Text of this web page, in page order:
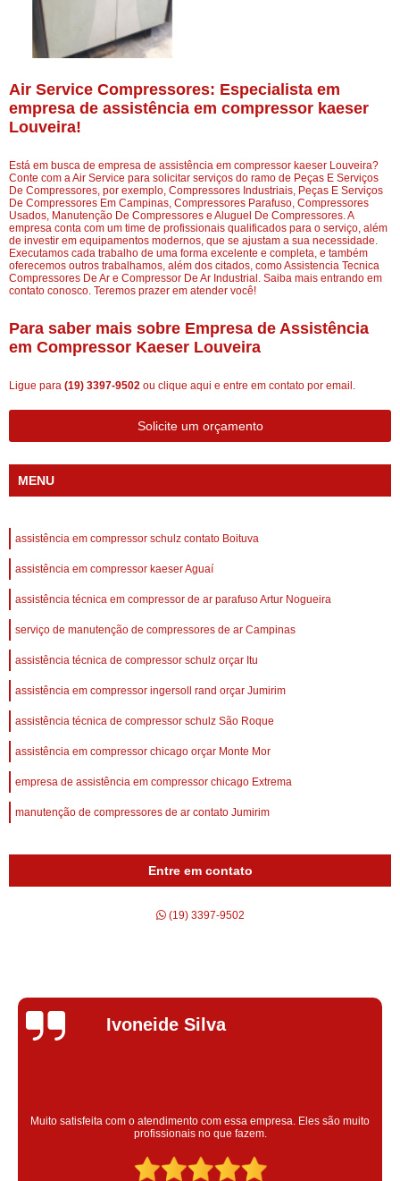
Air Service Compressores: Especialista em
empresa de assistência em compressor kaeser
Louveira!
Está em busca de empresa de assistência em compressor kaeser Louveira?
Conte com a Air Service para solicitar serviços do ramo de Peças E Serviços
De Compressores, por exemplo, Compressores Industriais, Peças E Serviços
De Compressores Em Campinas, Compressores Parafuso, Compressores
Usados, Manutenção De Compressores e Aluguel De Compressores. A
empresa conta com um time de profissionais qualificados para o serviço, além
de investir em equipamentos modernos, que se ajustam a sua necessidade.
Executamos cada trabalho de uma forma excelente e completa, e também
oferecemos outros trabalhamos, além dos citados, como Assistencia Tecnica
Compressores De Ar e Compressor De Ar Industrial. Saiba mais entrando em
contato conosco. Teremos prazer em atender você!
Para saber mais sobre Empresa de Assistência
em Compressor Kaeser Louveira
Ligue para (19) 3397-9502 ou clique aqui e entre em contato por email.
Solicite um orçamento
MENU
assistência em compressor schulz contato Boituva
assistência em compressor kaeser Aguaí
assistência técnica em compressor de ar parafuso Artur Nogueira
serviço de manutenção de compressores de ar Campinas
assistência técnica de compressor schulz orçar Itu
assistência em compressor ingersoll rand orçar Jumirim
assistência técnica de compressor schulz São Roque
assistência em compressor chicago orçar Monte Mor
empresa de assistência em compressor chicago Extrema
manutenção de compressores de ar contato Jumirim
Entre em contato
(19) 3397-9502
Silvana Alves
Super satisfeita com o serviço prestado, atendimento muito
colaoradores educado e transparente, destaque para o
Claudinei excelente profissional!